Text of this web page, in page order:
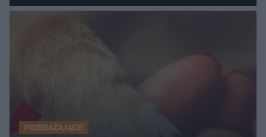
PRZERAŻAJĄCE!